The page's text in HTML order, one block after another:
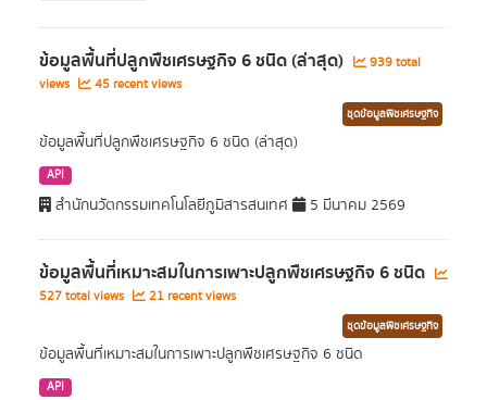
ข้อมูลพื้นที่ปลูกพืชเศรษฐกิจ 6 ชนิด (ล่าสุด)
939 total
views
45 recent views
ชุดข้อมูลพืชเศรษฐกิจ
ข้อมูลพื้นที่ปลูกพืชเศรษฐกิจ 6 ชนิด (ล่าสุด)
API
สำนักนวัตกรรมเทคโนโลยีภูมิสารสนเทศ 5 มีนาคม 2569
ข้อมูลพื้นที่เหมาะสมในการเพาะปลูกพืชเศรษฐกิจ 6 ชนิด
527 total views 21 recent views
ชุดข้อมูลพืชเศรษฐกิจ
ข้อมูลพื้นที่เหมาะสมในการเพาะปลูกพืชเศรษฐกิจ 6 ชนิด
API